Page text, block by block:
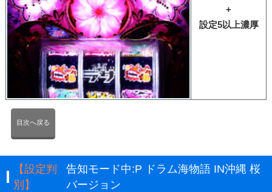
+
設定5以上濃厚
目次へ戻る
【設定判
別】
告知モード中:P ドラム海物語 IN沖縄 桜
バージョン